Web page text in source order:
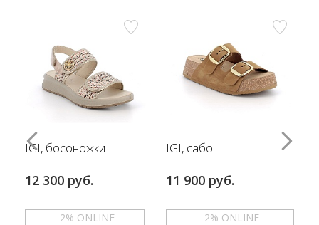
IGI, босоножки
12 300 руб.
-2% ONLINE
IGI, сабо
11 900 руб.
-2% ONLINE